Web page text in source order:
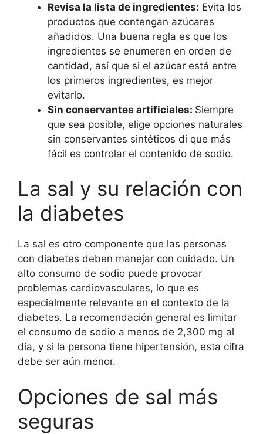
Revisa la lista de ingredientes: Evita los
productos que contengan azúcares
añadidos. Una buena regla es que los
ingredientes se enumeren en orden de
cantidad, así que si el azúcar está entre
los primeros ingredientes, es mejor
evitarlo.
Sin conservantes artificiales: Siempre
que sea posible, elige opciones naturales
sin conservantes sintéticos di que más
fácil es controlar el contenido de sodio.
La sal y su relación con
la diabetes
La sal es otro componente que las personas
con diabetes deben manejar con cuidado. Un
alto consumo de sodio puede provocar
problemas cardiovasculares, lo que es
especialmente relevante en el contexto de la
diabetes. La recomendación general es limitar
el consumo de sodio a menos de 2,300 mg al
día, y si la persona tiene hipertensión, esta cifra
debe ser aún menor.
Opciones de sal más
seguras